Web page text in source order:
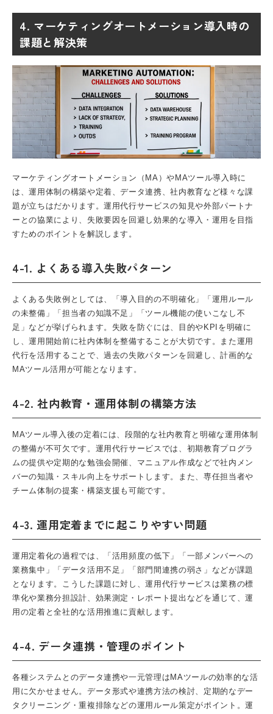
4. マーケティングオートメーション導入時の
課題と解決策
マーケティングオートメーション（MA）やMAツール導入時に
は、運用体制の構築や定着、データ連携、社内教育など様々な課
題が立ちはだかります。運用代行サービスの知見や外部パートナ
ーとの協業により、失敗要因を回避し効果的な導入・運用を目指
すためのポイントを解説します。
4-1. よくある導入失敗パターン
よくある失敗例としては、「導入目的の不明確化」「運用ルール
の未整備」「担当者の知識不足」「ツール機能の使いこなし不
足」などが挙げられます。失敗を防ぐには、目的やKPIを明確に
し、運用開始前に社内体制を整備することが大切です。また運用
代行を活用することで、過去の失敗パターンを回避し、計画的な
MAツール活用が可能となります。
4-2. 社内教育・運用体制の構築方法
MAツール導入後の定着には、段階的な社内教育と明確な運用体制
の整備が不可欠です。運用代行サービスでは、初期教育プログラ
ムの提供や定期的な勉強会開催、マニュアル作成などで社内メン
バーの知識・スキル向上をサポートします。また、専任担当者や
チーム体制の提案・構築支援も可能です。
4-3. 運用定着までに起こりやすい問題
運用定着化の過程では、「活用頻度の低下」「一部メンバーへの
業務集中」「データ活用不足」「部門間連携の弱さ」などが課題
となります。こうした課題に対し、運用代行サービスは業務の標
準化や業務分担設計、効果測定・レポート提出などを通じて、運
用の定着と全社的な活用推進に貢献します。
4-4. データ連携・管理のポイント
各種システムとのデータ連携や一元管理はMAツールの効率的な活
用に欠かせません。データ形式や連携方法の検討、定期的なデー
タクリーニング・重複排除などの運用ルール策定がポイント。運